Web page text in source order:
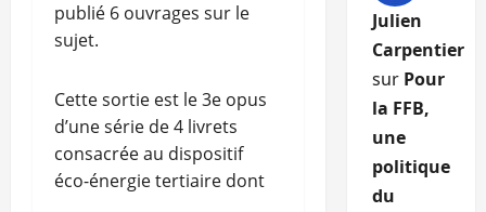
publié 6 ouvrages sur le
sujet.
Cette sortie est le 3e opus
d’une série de 4 livrets
consacrée au dispositif
éco-énergie tertiaire dont
Julien
Carpentier
sur Pour
la FFB,
une
politique
du